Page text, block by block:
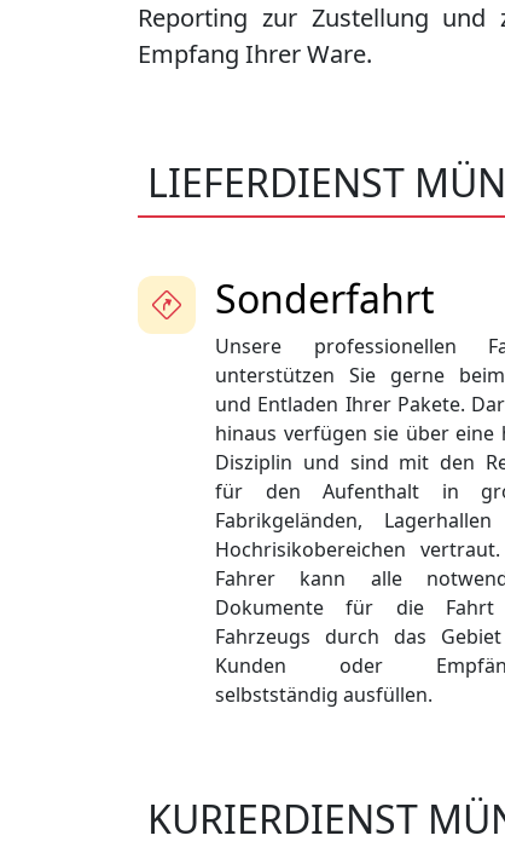
Reporting zur Zustellung und
Empfang Ihrer Ware.
LIEFERDIENST
Sonderfahrt
Unsere professionellen
unterstützen Sie gerne
und Entladen Ihrer Pakete.
hinaus verfügen sie über eine
Disziplin und sind mit den
für den Aufenthalt in
Fabrikgeländen,
Hochrisikobereichen
Fahrer kann alle
Dokumente für die Fahrt
Fahrzeugs durch das
Kunden oder
selbstständig ausfüllen.
KURIERDIENST